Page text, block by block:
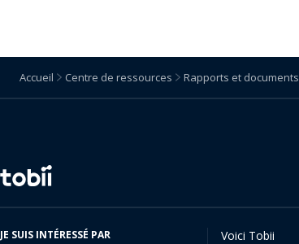
Accueil Centre de ressources Rapports et documents
Changer
de
langue
JE SUIS INTÉRESSÉ PAR Voici Tobii